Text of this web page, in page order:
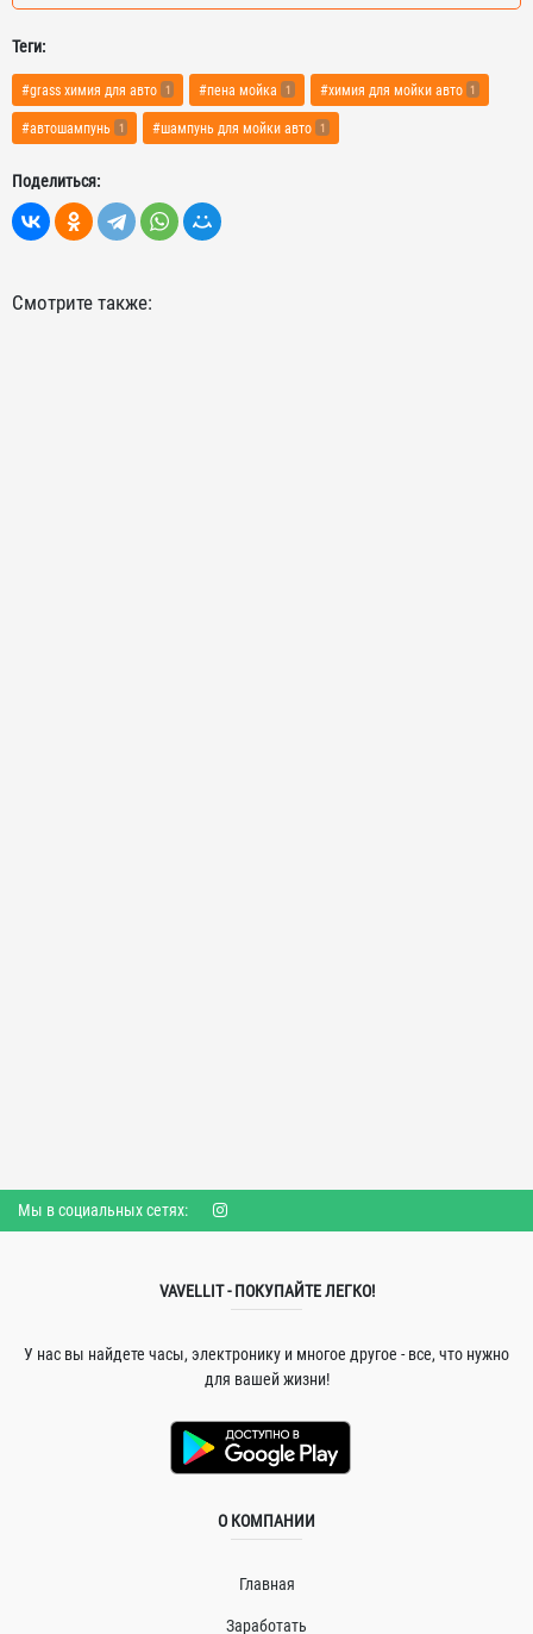
Теги:
#grass химия для авто 1 #пена мойка 1 #химия для мойки авто 1
#автошампунь 1 #шампунь для мойки авто 1
Поделиться:
Смотрите также:
Мы в социальных сетях:
VAVELLIT - ПОКУПАЙТЕ ЛЕГКО!
У нас вы найдете часы, электронику и многое другое - все, что нужно
для вашей жизни!
О КОМПАНИИ
Главная
Заработать